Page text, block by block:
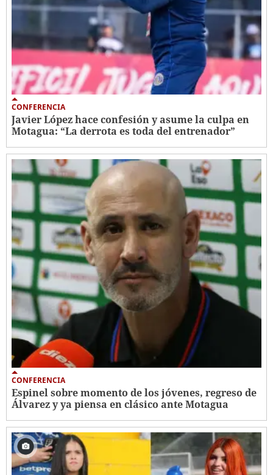
CONFERENCIA
Javier López hace confesión y asume la culpa en
Motagua: “La derrota es toda del entrenador”
CONFERENCIA
Espinel sobre momento de los jóvenes, regreso de
Álvarez y ya piensa en clásico ante Motagua